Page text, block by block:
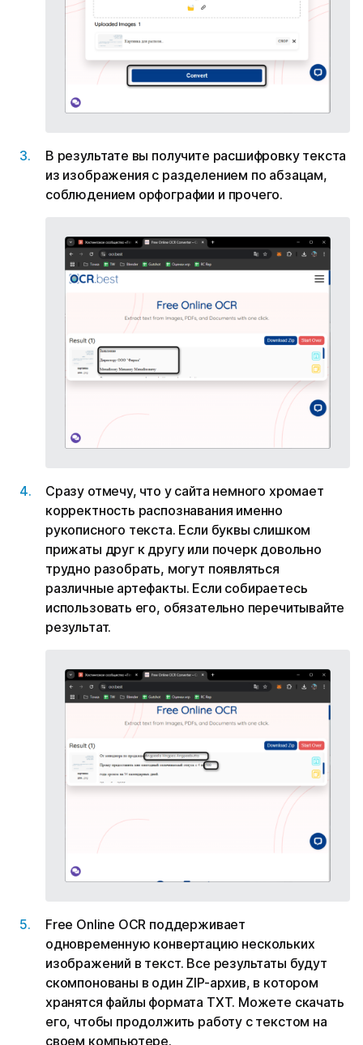
В результате вы получите расшифровку текста
из изображения с разделением по абзацам,
соблюдением орфографии и прочего.
Сразу отмечу, что у сайта немного хромает
корректность распознавания именно
рукописного текста. Если буквы слишком
прижаты друг к другу или почерк довольно
трудно разобрать, могут появляться
различные артефакты. Если собираетесь
использовать его, обязательно перечитывайте
результат.
Free Online OCR поддерживает
одновременную конвертацию нескольких
изображений в текст. Все результаты будут
скомпонованы в один ZIP-архив, в котором
хранятся файлы формата TXT. Можете скачать
его, чтобы продолжить работу с текстом на
своем компьютере.